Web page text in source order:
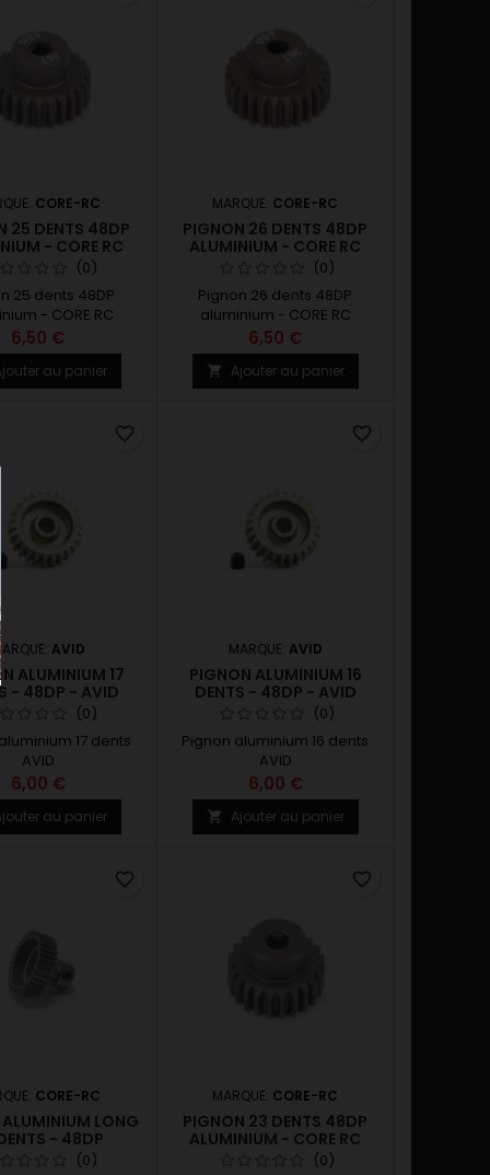
CORE-RC
25 DENTS 48DP
- CORE RC
(0)
25 dents 48DP
- CORE RC
6,50 €
au panier
MARQUE: CORE-RC
PIGNON 26 DENTS 48DP
ALUMINIUM - CORE RC
(0)
Pignon 26 dents 48DP
aluminium - CORE RC
6,50 €
 Ajouter au panier
AVID
ALUMINIUM 17
- 48DP - AVID
(0)
17 dents
AVID
6,00 €
au panier
favorite_border
MARQUE: AVID
PIGNON ALUMINIUM 16
DENTS - 48DP - AVID
(0)
Pignon aluminium 16 dents
AVID
6,00 €
 Ajouter au panier
favorite_border
CORE-RC
LONG
- 48DP
(0)
favorite_border
MARQUE: CORE-RC
PIGNON 23 DENTS 48DP
ALUMINIUM - CORE RC
(0)
favorite_border